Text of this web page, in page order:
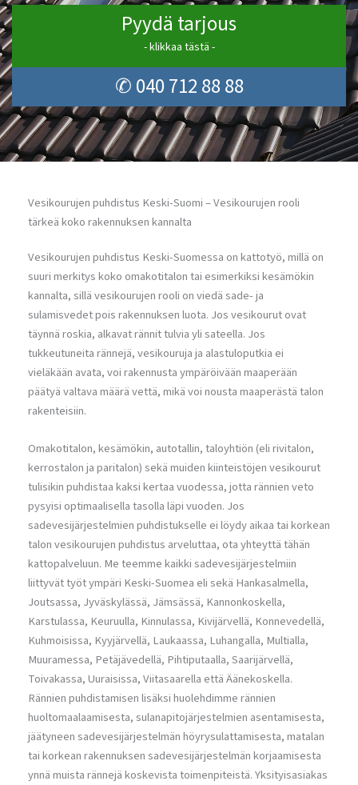
Pyydä tarjous
- klikkaa tästä -
✆ 040 712 88 88
Vesikourujen puhdistus Keski-Suomi – Vesikourujen rooli
tärkeä koko rakennuksen kannalta
Vesikourujen puhdistus Keski-Suomessa on kattotyö, millä on
suuri merkitys koko omakotitalon tai esimerkiksi kesämökin
kannalta, sillä vesikourujen rooli on viedä sade- ja
sulamisvedet pois rakennuksen luota. Jos vesikourut ovat
täynnä roskia, alkavat rännit tulvia yli sateella. Jos
tukkeutuneita rännejä, vesikouruja ja alastuloputkia ei
vieläkään avata, voi rakennusta ympäröivään maaperään
päätyä valtava määrä vettä, mikä voi nousta maaperästä talon
rakenteisiin.
Omakotitalon, kesämökin, autotallin, taloyhtiön (eli rivitalon,
kerrostalon ja paritalon) sekä muiden kiinteistöjen vesikourut
tulisikin puhdistaa kaksi kertaa vuodessa, jotta rännien veto
pysyisi optimaalisella tasolla läpi vuoden. Jos
sadevesijärjestelmien puhdistukselle ei löydy aikaa tai korkean
talon vesikourujen puhdistus arveluttaa, ota yhteyttä tähän
kattopalveluun. Me teemme kaikki sadevesijärjestelmiin
liittyvät työt ympäri Keski-Suomea eli sekä Hankasalmella,
Joutsassa, Jyväskylässä, Jämsässä, Kannonkoskella,
Karstulassa, Keuruulla, Kinnulassa, Kivijärvellä, Konnevedellä,
Kuhmoisissa, Kyyjärvellä, Laukaassa, Luhangalla, Multialla,
Muuramessa, Petäjävedellä, Pihtiputaalla, Saarijärvellä,
Toivakassa, Uuraisissa, Viitasaarella että Äänekoskella.
Rännien puhdistamisen lisäksi huolehdimme rännien
huoltomaalaamisesta, sulanapitojärjestelmien asentamisesta,
jäätyneen sadevesijärjestelmän höyrysulattamisesta, matalan
tai korkean rakennuksen sadevesijärjestelmän korjaamisesta
ynnä muista rännejä koskevista toimenpiteistä. Yksityisasiakas